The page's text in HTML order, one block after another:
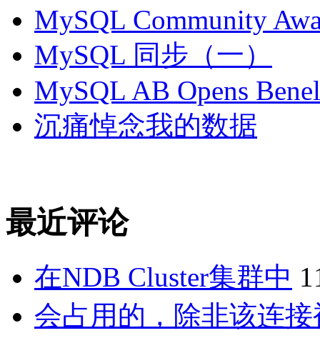
MySQL Community
MySQL 同步（一）
MySQL AB Opens
沉痛悼念我的数据
最近评论
在NDB Cluster集群中
会占用的，除非该连